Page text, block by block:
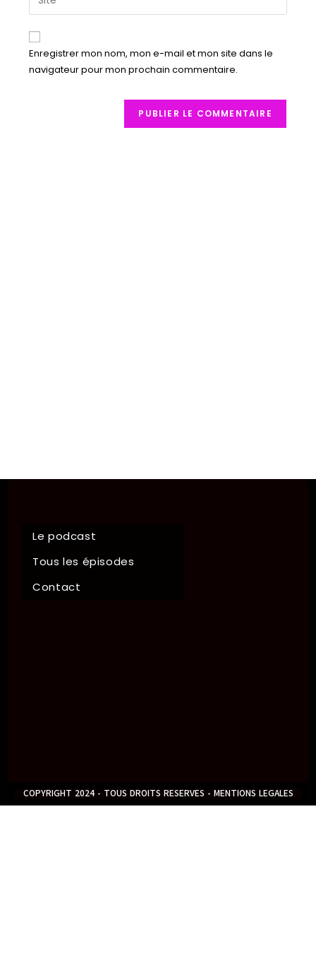
Enregistrer mon nom, mon e-mail et mon site dans le
navigateur pour mon prochain commentaire.
Le podcast
Tous les épisodes
Contact
COPYRIGHT 2024 - TOUS DROITS RESERVES - MENTIONS LEGALES